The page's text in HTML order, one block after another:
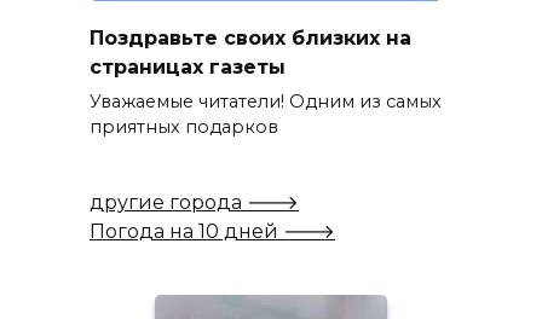
Поздравьте своих близких на
страницах газеты
Уважаемые читатели! Одним из самых
приятных подарков
другие города 🡒
Погода на 10 дней 🡒